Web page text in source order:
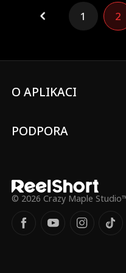
zraněn.
1 2
O APLIKACI
PODPORA
© 2026 Crazy Maple